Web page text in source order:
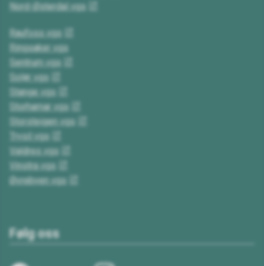
Nord-Østerdal vgs
Raufoss vgs
Ringsaker vgs
Sentrum vgs
Solør vgs
Stange vgs
Storhamar vgs
Storsteigen vgs
Trysil vgs
Valdres vgs
Vinstra vgs
Øvrebyen vgs
Følg oss